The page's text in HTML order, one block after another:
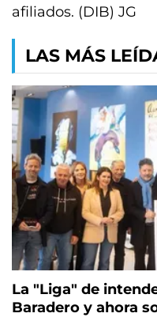
afiliados. (DIB) JG
LAS MÁS
La "Liga" de
Baradero y ahora